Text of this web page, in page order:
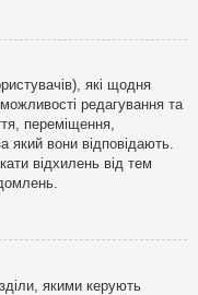
які щодня
редагування та
переміщення,
вони відповідають.
відхилень від тем
якими керують